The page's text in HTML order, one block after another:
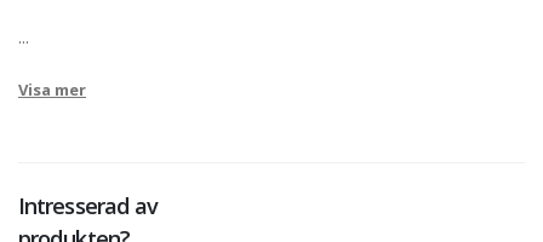
...
Visa mer
Intresserad av